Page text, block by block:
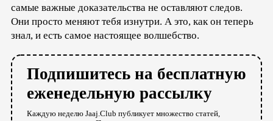
самые важные доказательства не оставляют следов.
Они просто меняют тебя изнутри. А это, как он теперь
знал, и есть самое настоящее волшебство.
Подпишитесь на бесплатную
еженедельную рассылку
Каждую неделю Jaaj.Club публикует множество статей,